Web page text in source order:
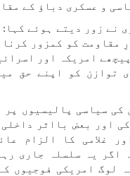
و عسکری دباؤ کے
نے زور دیتے ہوئے کہا:
مقاومت کو کمزور
امریکہ اور
توازن کو اپنے حق
کی سیاسی پالیسیوں پر
اور بعض بااثر
غلامی کا الزام
اگر یہ سلسلہ جاری
لوگ امریکی فوجیوں